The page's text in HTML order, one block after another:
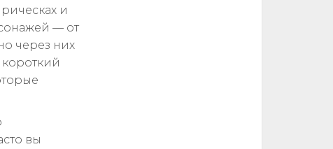
и
— от
через них
короткий
вы